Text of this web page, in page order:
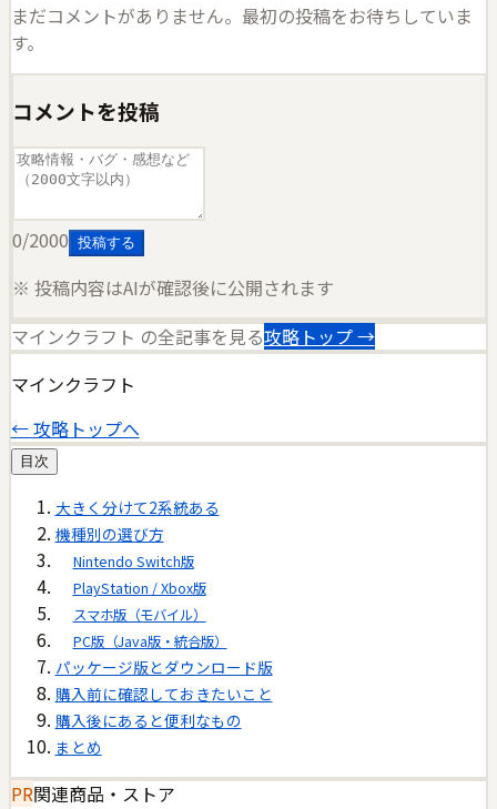
まだコメントがありません。最初の投稿をお待ちしていま
す。
コメントを投稿
0/2000 投稿する
※ 投稿内容はAIが確認後に公開されます
マインクラフト の全記事を見る攻略トップ →
マインクラフト
← 攻略トップへ
目次
大きく分けて2系統ある
機種別の選び方
Nintendo Switch版
PlayStation / Xbox版
スマホ版（モバイル）
PC版（Java版・統合版）
パッケージ版とダウンロード版
購入前に確認しておきたいこと
購入後にあると便利なもの
まとめ
PR関連商品・ストア